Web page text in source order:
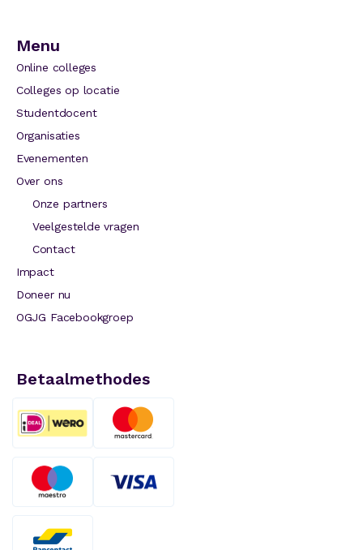
Menu
Online colleges
Colleges op locatie
Studentdocent
Organisaties
Evenementen
Over ons
Onze partners
Veelgestelde vragen
Contact
Impact
Doneer nu
OGJG Facebookgroep
Betaalmethodes